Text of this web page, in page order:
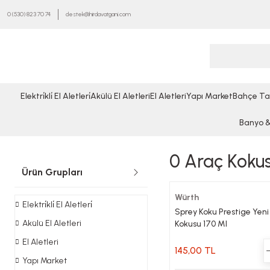
0 (530) 823 70 74 destek@hirdavatgani.com
Elektri̇kli̇ El Aletleri̇Akülü El AletleriEl AletleriYapı MarketBahçe
Banyo
Ürün Grupları
Elektri̇kli̇ El Aletleri̇
Akülü El Aletleri
El Aletleri
Yapı Market
0 Araç
Würth
Sprey Koku Prestige
Kokusu 170 Ml
145,00 TL